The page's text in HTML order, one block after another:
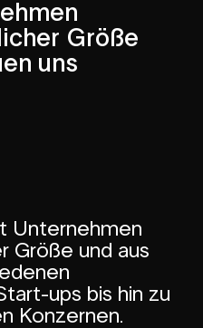
Größe
uns
Unternehmen
Größe und aus
ups bis hin zu
Konzernen.